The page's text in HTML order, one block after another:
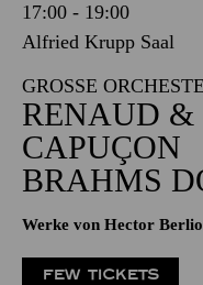
17:00 - 19:00
Alfried Krupp Saal
GROSSE ORCHESTER
RENAUD &
CAPUÇON
BRAHMS
Werke von Hector
FEW TICKETS